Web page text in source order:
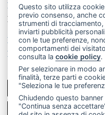
La redazione
Made by VIP
Privacy policy
Cookie
Rivedi le tue scelte sui
PER LA
Questo sito utilizza
previo consenso, anche
strumenti di
inviarti pubblicità
con le tue preferenze,
comportamenti dei
consulta lacookie policy.
Per selezionare in modo
finalità, terze parti e
"Seleziona le tue
Chiudendo questo
"Continua senza